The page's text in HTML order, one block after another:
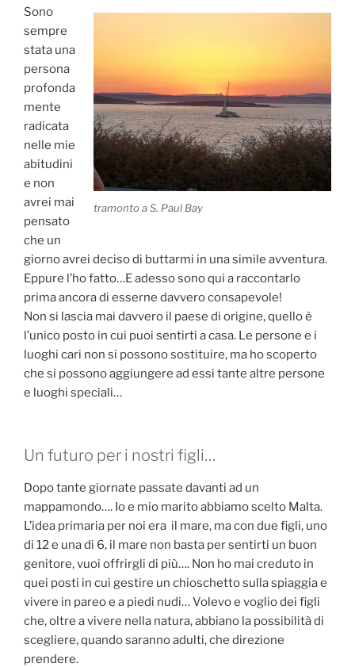
tramonto a S. Paul Bay
Sono
sempre
stata una
persona
profonda
mente
radicata
nelle mie
abitudini
e non
avrei mai
pensato
che un
giorno avrei deciso di buttarmi in una simile avventura.
Eppure l’ho fatto…E adesso sono qui a raccontarlo
prima ancora di esserne davvero consapevole!
Non si lascia mai davvero il paese di origine, quello è
l’unico posto in cui puoi sentirti a casa. Le persone e i
luoghi cari non si possono sostituire, ma ho scoperto
che si possono aggiungere ad essi tante altre persone
e luoghi speciali…
Un futuro per i nostri figli…
Dopo tante giornate passate davanti ad un
mappamondo…. Io e mio marito abbiamo scelto Malta.
L’idea primaria per noi era il mare, ma con due figli, uno
di 12 e una di 6, il mare non basta per sentirti un buon
genitore, vuoi offrirgli di più…. Non ho mai creduto in
quei posti in cui gestire un chioschetto sulla spiaggia e
vivere in pareo e a piedi nudi… Volevo e voglio dei figli
che, oltre a vivere nella natura, abbiano la possibilità di
scegliere, quando saranno adulti, che direzione
prendere.